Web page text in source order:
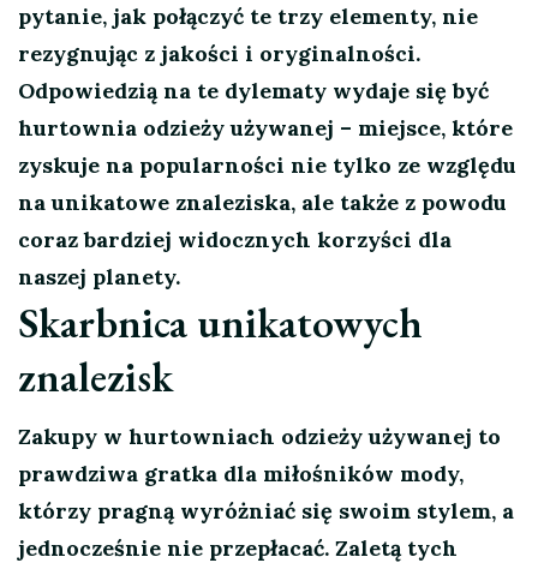
pytanie, jak połączyć te trzy elementy, nie
rezygnując z jakości i oryginalności.
Odpowiedzią na te dylematy wydaje się być
hurtownia odzieży używanej – miejsce, które
zyskuje na popularności nie tylko ze względu
na unikatowe znaleziska, ale także z powodu
coraz bardziej widocznych korzyści dla
naszej planety.
Skarbnica unikatowych
znalezisk
Zakupy w hurtowniach odzieży używanej to
prawdziwa gratka dla miłośników mody,
którzy pragną wyróżniać się swoim stylem, a
jednocześnie nie przepłacać. Zaletą tych